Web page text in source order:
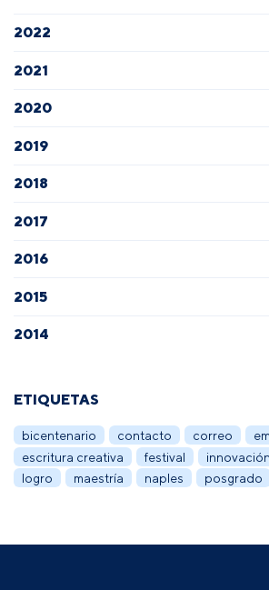
2022
2021
2020
2019
2018
2017
2016
2015
2014
ETIQUETAS
bicentenario contacto correo
escritura creativa
festival innovación
logro
maestría naples posgrado